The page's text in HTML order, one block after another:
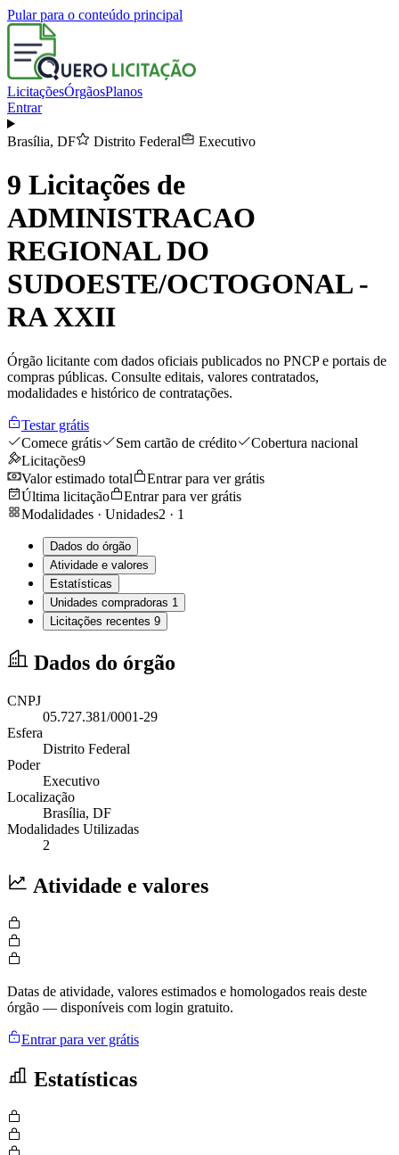
Pular para o conteúdo principal
LicitaçõesÓrgãosPlanos
Entrar
Brasília, DF Distrito Federal Executivo
9 Licitações de
ADMINISTRACAO
REGIONAL DO
SUDOESTE/OCTOGONAL -
RA XXII
Órgão licitante com dados oficiais publicados no PNCP e portais de
compras públicas. Consulte editais, valores contratados,
modalidades e histórico de contratações.
Testar grátis
Comece grátis
Sem cartão de crédito
Cobertura nacional
Licitações9
Valor estimado total
Entrar para ver grátis
Última licitação
Entrar para ver grátis
Modalidades · Unidades2 · 1
Dados do órgão
Atividade e valores
Estatísticas
Unidades compradoras 1
Licitações recentes 9
Dados do órgão
CNPJ
05.727.381/0001-29
Esfera
Distrito Federal
Poder
Executivo
Localização
Brasília, DF
Modalidades Utilizadas
2
Atividade e valores
Datas de atividade, valores estimados e homologados reais deste
órgão — disponíveis com login gratuito.
Entrar para ver grátis
Estatísticas